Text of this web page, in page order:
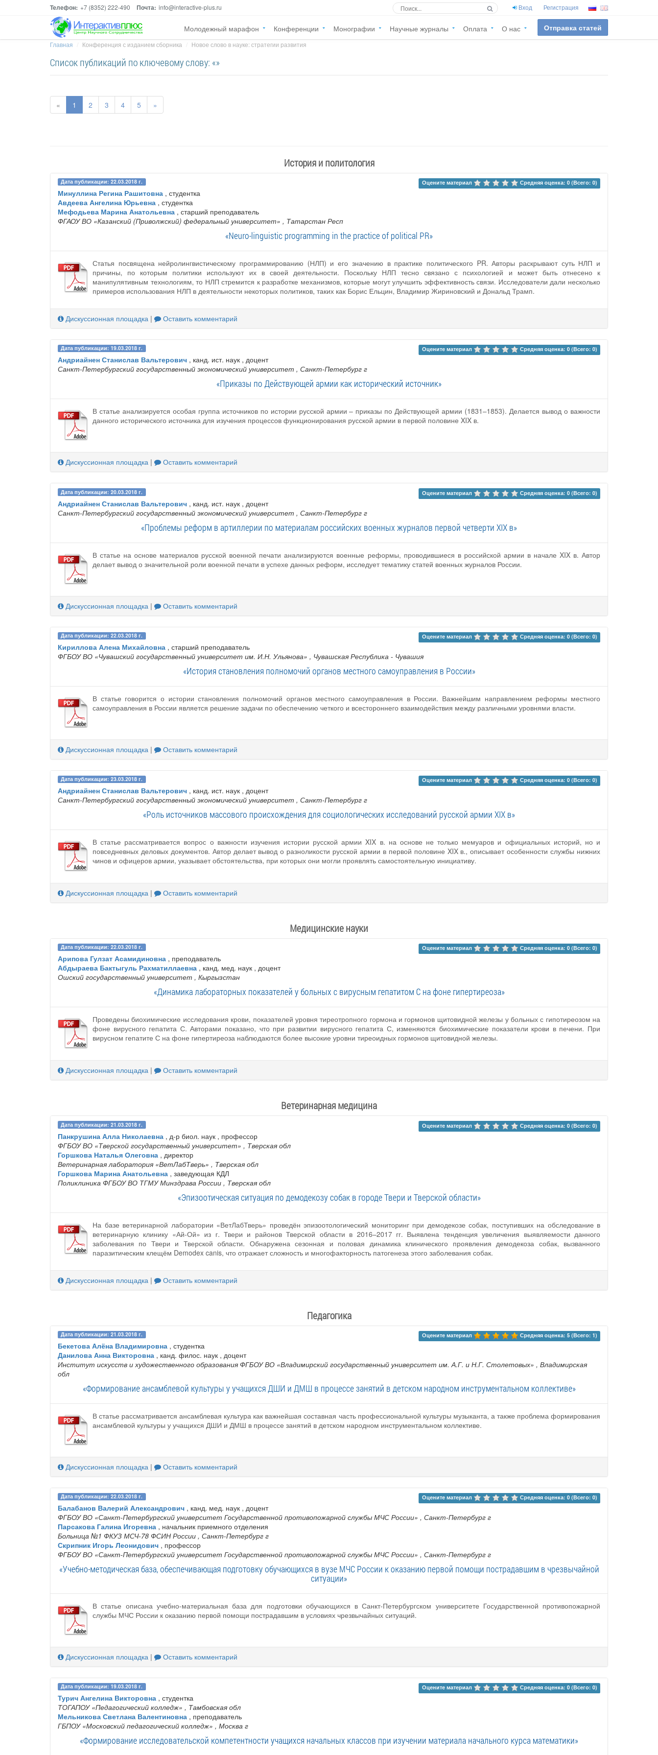
Телефон: +7 (8352) 222-490 Почта: info@interactive-plus.ru Вход Регистрация
Молодежный марафон Конференции Монографии Научные журналы Оплата О нас Отправка статей
Главная Конференция с изданием сборника Новое слово в науке: стратегии развития
Список публикаций по ключевому слову: «»
« 1 2 3 4 5 »
История и политология
Дата публикации: 22.03.2018 г. Оцените материал Средняя оценка: 0 (Всего: 0)
Минуллина Регина Рашитовна , студентка
Авдеева Ангелина Юрьевна , студентка
Мефодьева Марина Анатольевна , старший преподаватель
ФГАОУ ВО «Казанский (Приволжский) федеральный университет» , Татарстан Респ
«Neuro-linguistic programming in the practice of political PR»
Статья посвящена нейролингвистическому программированию (НЛП) и его значению в практике политического PR. Авторы раскрывают суть НЛП и
причины, по которым политики используют их в своей деятельности. Поскольку НЛП тесно связано с психологией и может быть отнесено к
манипулятивным технологиям, то НЛП стремится к разработке механизмов, которые могут улучшить эффективность связи. Исследователи дали несколько
примеров использования НЛП в деятельности некоторых политиков, таких как Борис Ельцин, Владимир Жириновский и Дональд Трамп.
Дискуссионная площадка | Оставить комментарий
Дата публикации: 19.03.2018 г. Оцените материал Средняя оценка: 0 (Всего: 0)
Андриайнен Станислав Вальтерович , канд. ист. наук , доцент
Санкт-Петербургский государственный экономический университет , Санкт-Петербург г
«Приказы по Действующей армии как исторический источник»
В статье анализируется особая группа источников по истории русской армии – приказы по Действующей армии (1831–1853). Делается вывод о важности
данного исторического источника для изучения процессов функционирования русской армии в первой половине XIX в.
Дискуссионная площадка | Оставить комментарий
Дата публикации: 20.03.2018 г. Оцените материал Средняя оценка: 0 (Всего: 0)
Андриайнен Станислав Вальтерович , канд. ист. наук , доцент
Санкт-Петербургский государственный экономический университет , Санкт-Петербург г
«Проблемы реформ в артиллерии по материалам российских военных журналов первой четверти XIX в»
В статье на основе материалов русской военной печати анализируются военные реформы, проводившиеся в российской армии в начале XIX в. Автор
делает вывод о значительной роли военной печати в успехе данных реформ, исследует тематику статей военных журналов России.
Дискуссионная площадка | Оставить комментарий
Дата публикации: 22.03.2018 г. Оцените материал Средняя оценка: 0 (Всего: 0)
Кириллова Алена Михайловна , старший преподаватель
ФГБОУ ВО «Чувашский государственный университет им. И.Н. Ульянова» , Чувашская Республика - Чувашия
«История становления полномочий органов местного самоуправления в России»
В статье говорится о истории становления полномочий органов местного самоуправления в России. Важнейшим направлением реформы местного
самоуправления в России является решение задачи по обеспечению четкого и всестороннего взаимодействия между различными уровнями власти.
Дискуссионная площадка | Оставить комментарий
Дата публикации: 23.03.2018 г. Оцените материал Средняя оценка: 0 (Всего: 0)
Андриайнен Станислав Вальтерович , канд. ист. наук , доцент
Санкт-Петербургский государственный экономический университет , Санкт-Петербург г
«Роль источников массового происхождения для социологических исследований русской армии XIX в»
В статье рассматривается вопрос о важности изучения истории русской армии XIX в. на основе не только мемуаров и официальных историй, но и
повседневных деловых документов. Автор делает вывод о разноликости русской армии в первой половине XIX в., описывает особенности службы нижних
чинов и офицеров армии, указывает обстоятельства, при которых они могли проявлять самостоятельную инициативу.
Дискуссионная площадка | Оставить комментарий
Медицинские науки
Дата публикации: 22.03.2018 г. Оцените материал Средняя оценка: 0 (Всего: 0)
Арипова Гулзат Асамидиновна , преподаватель
Абдыраева Бактыгуль Рахматиллаевна , канд. мед. наук , доцент
Ошский государственный университет , Кыргызстан
«Динамика лабораторных показателей у больных с вирусным гепатитом С на фоне гипертиреоза»
Проведены биохимические исследования крови, показателей уровня тиреотропного гормона и гормонов щитовидной железы у больных с гипотиреозом на
фоне вирусного гепатита С. Авторами показано, что при развитии вирусного гепатита С, изменяются биохимические показатели крови в печени. При
вирусном гепатите С на фоне гипертиреоза наблюдаются более высокие уровни тиреоидных гормонов щитовидной железы.
Дискуссионная площадка | Оставить комментарий
Ветеринарная медицина
Дата публикации: 21.03.2018 г. Оцените материал Средняя оценка: 0 (Всего: 0)
Панкрушина Алла Николаевна , д-р биол. наук , профессор
ФГБОУ ВО «Тверской государственный университет» , Тверская обл
Горшкова Наталья Олеговна , директор
Ветеринарная лаборатория «ВетЛабТверь» , Тверская обл
Горшкова Марина Анатольевна , заведующая КДЛ
Поликлиника ФГБОУ ВО ТГМУ Минздрава России , Тверская обл
«Эпизоотическая ситуация по демодекозу собак в городе Твери и Тверской области»
На базе ветеринарной лаборатории «ВетЛабТверь» проведён эпизоотологический мониторинг при демодекозе собак, поступивших на обследование в
ветеринарную клинику «Ай-Ой» из г. Твери и районов Тверской области в 2016–2017 гг. Выявлена тенденция увеличения выявляемости данного
заболевания по Твери и Тверской области. Обнаружена сезонная и половая динамика клинического проявления демодекоза собак, вызванного
паразитическим клещём Demodex canis, что отражает сложность и многофакторность патогенеза этого заболевания собак.
Дискуссионная площадка | Оставить комментарий
Педагогика
Дата публикации: 21.03.2018 г. Оцените материал Средняя оценка: 5 (Всего: 1)
Бекетова Алёна Владимировна , студентка
Данилова Анна Викторовна , канд. филос. наук , доцент
Институт искусств и художественного образования ФГБОУ ВО «Владимирский государственный университет им. А.Г. и Н.Г. Столетовых» , Владимирская
обл
«Формирование ансамблевой культуры у учащихся ДШИ и ДМШ в процессе занятий в детском народном инструментальном коллективе»
В статье рассматривается ансамблевая культура как важнейшая составная часть профессиональной культуры музыканта, а также проблема формирования
ансамблевой культуры у учащихся ДШИ и ДМШ в процессе занятий в детском народном инструментальном коллективе.
Дискуссионная площадка | Оставить комментарий
Дата публикации: 22.03.2018 г. Оцените материал Средняя оценка: 0 (Всего: 0)
Балабанов Валерий Александрович , канд. мед. наук , доцент
ФГБОУ ВО «Санкт‐Петербургский университет Государственной противопожарной службы МЧС России» , Санкт-Петербург г
Парсакова Галина Игоревна , начальник приемного отделения
Больница №1 ФКУЗ МСЧ-78 ФСИН России , Санкт-Петербург г
Скрипник Игорь Леонидович , профессор
ФГБОУ ВО «Санкт‐Петербургский университет Государственной противопожарной службы МЧС России» , Санкт-Петербург г
«Учебно-методическая база, обеспечивающая подготовку обучающихся в вузе МЧС России к оказанию первой помощи пострадавшим в чрезвычайной
ситуации»
В статье описана учебно-материальная база для подготовки обучающихся в Санкт-Петербургском университете Государственной противопожарной
службы МЧС России к оказанию первой помощи пострадавшим в условиях чрезвычайных ситуаций.
Дискуссионная площадка | Оставить комментарий
Дата публикации: 19.03.2018 г. Оцените материал Средняя оценка: 0 (Всего: 0)
Турич Ангелина Викторовна , студентка
ТОГАПОУ «Педагогический колледж» , Тамбовская обл
Мельникова Светлана Валентиновна , преподаватель
ГБПОУ «Московский педагогический колледж» , Москва г
«Формирование исследовательской компетентности учащихся начальных классов при изучении материала начального курса математики»